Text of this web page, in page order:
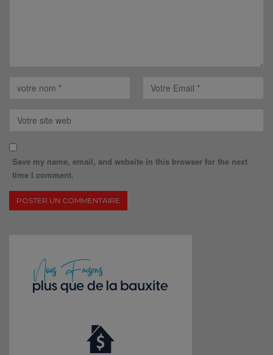
Save my name, email, and website in this browser for the next
time I comment.